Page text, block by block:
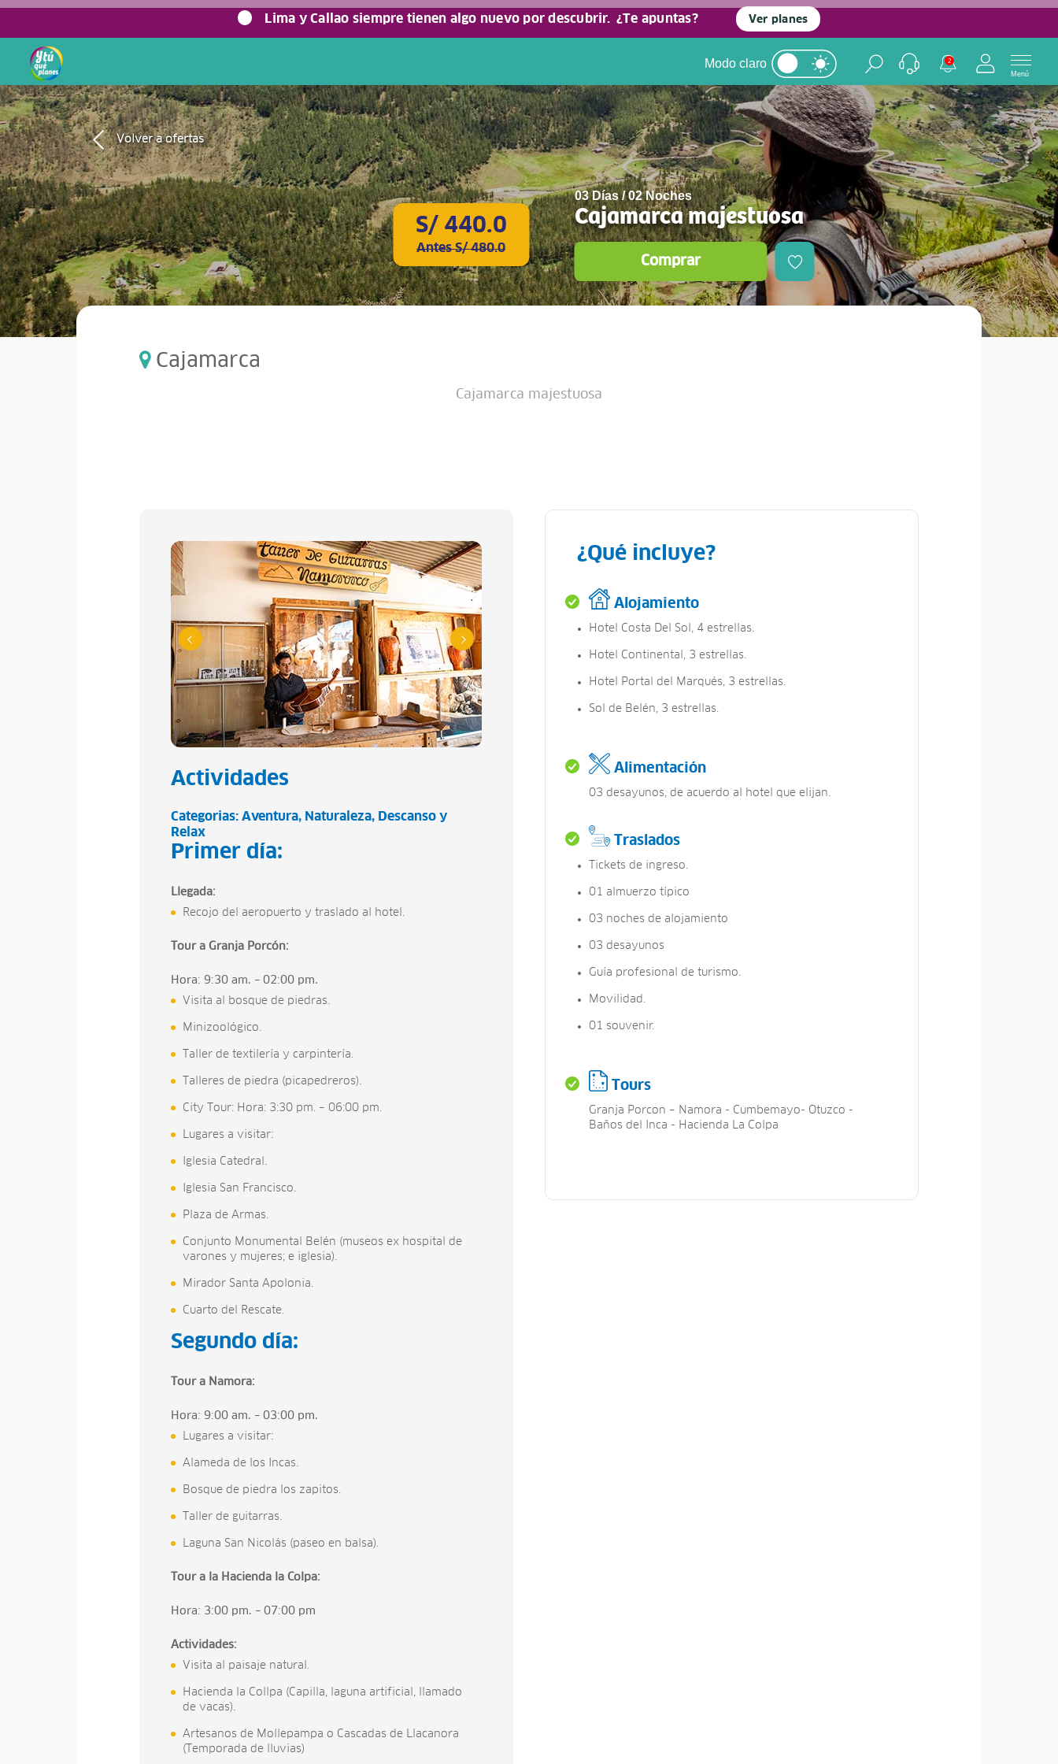
Lima y Callao siempre tienen algo nuevo por descubrir. ¿Te apuntas? Ver planes
Modo claro 2
Menú
Volver a ofertas
S/ 440.0
Antes S/ 480.0
03 Días / 02 Noches
Cajamarca majestuosa
Comprar
Cajamarca
Cajamarca majestuosa
Actividades
Categorias: Aventura Naturaleza
Descanso y
Relax
Primer día:
Llegada:
Recojo del aeropuerto y traslado al hotel.
Tour a Granja Porcón:
Hora: 9:30 am. – 02:00 pm.
Visita al bosque de piedras.
Minizoológico.
Taller de textilería y carpintería.
Talleres de piedra (picapedreros).
City Tour: Hora: 3:30 pm. – 06:00 pm.
Lugares a visitar:
Iglesia Catedral.
Iglesia San Francisco.
Plaza de Armas.
Conjunto Monumental Belén (museos ex hospital de
varones y mujeres; e iglesia).
Mirador Santa Apolonia.
Cuarto del Rescate.
Segundo día:
Tour a Namora:
Hora: 9:00 am. – 03:00 pm.
Lugares a visitar:
Alameda de los Incas.
Bosque de piedra los zapitos.
Taller de guitarras.
Laguna San Nicolás (paseo en balsa).
Tour a la Hacienda la Colpa:
Hora: 3:00 pm. – 07:00 pm
Actividades:
Visita al paisaje natural.
Hacienda la Collpa (Capilla, laguna artificial, llamado
de vacas).
Artesanos de Mollepampa o Cascadas de Llacanora
(Temporada de lluvias)
¿Qué incluye?
Alojamiento
Hotel Costa Del Sol, 4 estrellas.
Hotel Continental, 3 estrellas.
Hotel Portal del Marqués, 3 estrellas.
Sol de Belén, 3 estrellas.
Alimentación
03 desayunos, de acuerdo al hotel que elijan.
Traslados
Tickets de ingreso.
01 almuerzo típico
03 noches de alojamiento
03 desayunos
Guía profesional de turismo.
Movilidad.
01 souvenir.
Tours
Granja Porcon – Namora - Cumbemayo- Otuzco -
Baños del Inca - Hacienda La Colpa